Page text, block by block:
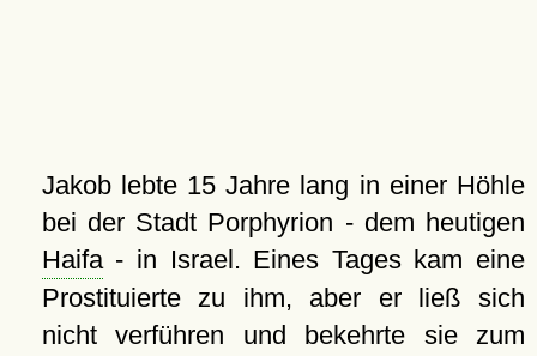
Jakob lebte 15 Jahre lang in einer Höhle
bei der Stadt Porphyrion - dem heutigen
Haifa- in Israel. Eines Tages kam eine
Prostituierte zu ihm, aber er ließ sich
nicht verführen und bekehrte sie zum